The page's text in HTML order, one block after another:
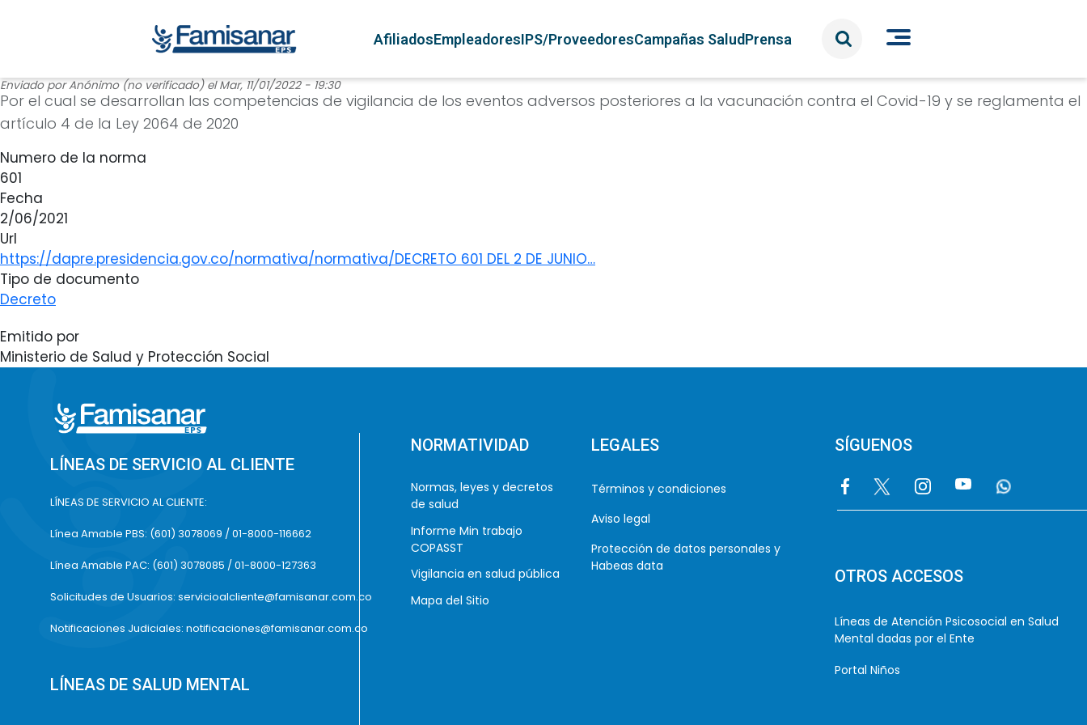
Navegación principal
AfiliadosEmpleadoresIPS/ProveedoresCampañas SaludPrensa
Enviado porAnónimo (no verificado)elMar, 11/01/2022 - 19:30
Por el cual se desarrollan las competencias de vigilancia de los eventos adversos posteriores a la vacunación contra el Covid-19 y se reglamenta el
artículo 4 de la Ley 2064 de 2020
Numero de la norma
601
Fecha
2/06/2021
Url
https://dapre.presidencia.gov.co/normativa/normativa/DECRETO 601 DEL 2 DE JUNIO…
Tipo de documento
Decreto
Emitido por
Ministerio de Salud y Protección Social
LÍNEAS DE SERVICIO AL CLIENTE
LÍNEAS DE SERVICIO AL CLIENTE:
Línea Amable PBS: (601) 3078069 / 01-8000-116662
Línea Amable PAC: (601) 3078085 / 01-8000-127363
Solicitudes de Usuarios: servicioalcliente@famisanar.com.co
Notificaciones Judiciales: notificaciones@famisanar.com.co
LÍNEAS DE SALUD MENTAL
NORMATIVIDAD
Normas, leyes y decretos
de salud
Informe Min trabajo
COPASST
Vigilancia en salud pública
Mapa del Sitio
LEGALES
Términos y condiciones
Aviso legal
Protección de datos personales y
Habeas data
SÍGUENOS
ImageImage Image Image Image
OTROS ACCESOS
Líneas de Atención Psicosocial en Salud
Mental dadas por el Ente
Portal Niños